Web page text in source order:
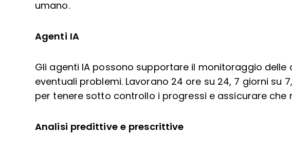
umano.
Agenti IA
Gli agenti IA possono supportare il monitoraggio
eventuali problemi. Lavorano 24 ore su 24, 7 giorni su
per tenere sotto controllo i progressi e assicurare che
Analisi predittive e prescrittive